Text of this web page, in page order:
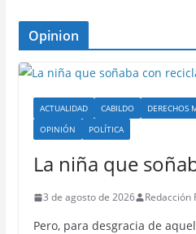
Opinion
ACTUALIDAD CABILDO DERECHOS
OPINIÓN
POLÍTICA
La niña que
3 de agosto de 2026 Redacción
Pero, para desgracia de